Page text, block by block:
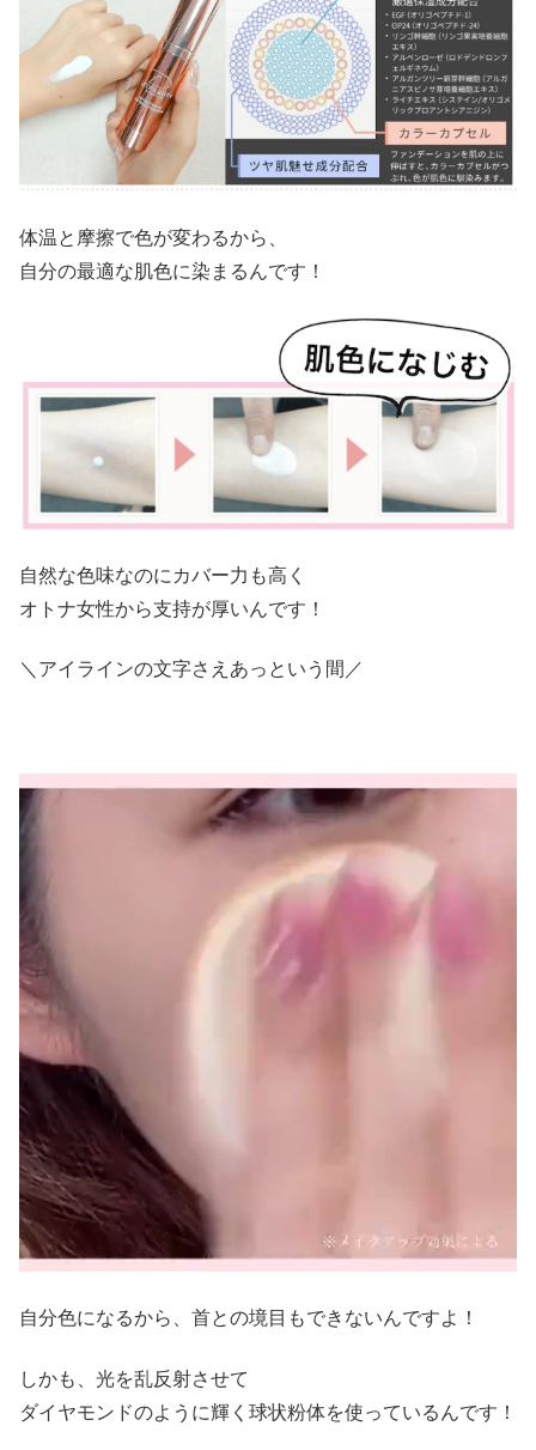
体温と摩擦で色が変わるから、
自分の最適な肌色に染まるんです！
自然な色味なのにカバー力も高く
オトナ女性から支持が厚いんです！
＼アイラインの文字さえあっという間／
自分色になるから、首との境目もできないんですよ！
しかも、光を乱反射させて
ダイヤモンドのように輝く球状粉体を使っているんです！